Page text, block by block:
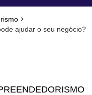
ajudar o seu negócio?